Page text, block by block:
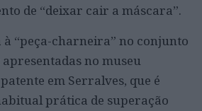
de “deixar cair a máscara”.
“peça-charneira” no conjunto
no museu
em Serralves, que é
prática de superação